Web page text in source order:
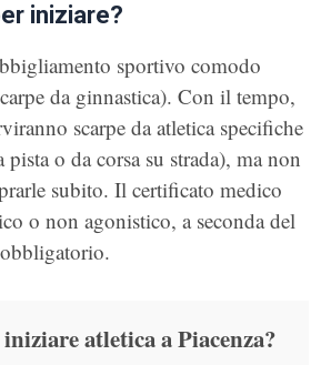
iniziare?
sportivo comodo
da ginnastica). Con il tempo,
scarpe da atletica specifiche
o da corsa su strada), ma non
subito. Il certificato medico
o non agonistico, a seconda del
atletica a Piacenza?